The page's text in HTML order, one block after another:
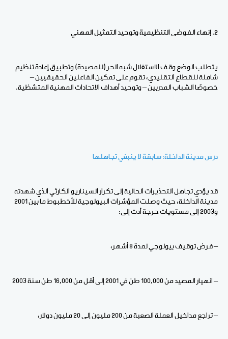
2. إنهاء الفوضى التنظيمية وتوحيد التمثيل المهني
يتطلب الوضع وقف الاستغلال شبه الحر (للمصيدة) وتطبيق إعادة تنظيم
شاملة للقطاع التقليدي، تقوم على تمكين الفاعلين الحقيقيين –
خصوصًا الشباب المدربين – وتوحيد أهداف الاتحادات المهنية المتشظية.
درس مدينة الداخلة: سابقة لا ينبغي تجاهلها
قد يؤدي تجاهل التحذيرات الحالية إلى تكرار السيناريو الكارثي الذي شهدته
مدينة الداخلة، حيث وصلت المؤشرات البيولوجية للأخطبوط ما بين 2001
و2003 إلى مستويات حرجة أدت إلى:
– فرض توقيف بيولوجي لمدة 8 أشهر،
– انهيار المصيد من 100,000 طن في 2001 إلى أقل من 16,000 طن سنة 2003
– تراجع مداخيل العملة الصعبة من 200 مليون إلى 20 مليون دولار،